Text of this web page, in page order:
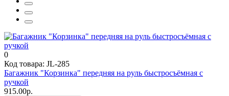
0
Код товара: JL-285
Багажник "Корзинка" передняя на руль быстросъёмная с
ручкой
915.00р.